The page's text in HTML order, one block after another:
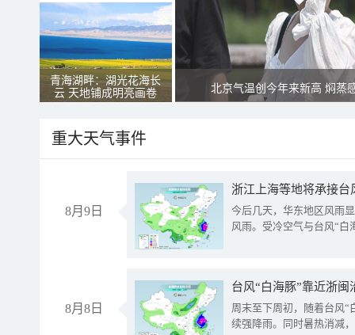
青海湖畔：湖光花海长
云 天地铺成明亮画卷
北京气温创今年来新高 焖蒸
重大天气事件
8月9日
浙江上海等地将承接台
今后几天，华东地区风雨
风雨。受冷空气与台风“白
8月8日
台风“白海豚”靠近浙
周末至下周初，随着台风“
续强降雨。同时暑热消减